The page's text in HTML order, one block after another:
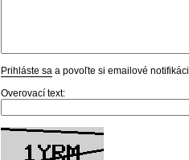
Prihláste sa a povoľte si emailové
Overovací text: